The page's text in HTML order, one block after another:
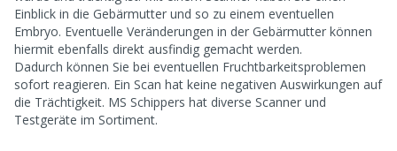
Einblick in die Gebärmutter und so zu einem eventuellen
Embryo. Eventuelle Veränderungen in der Gebärmutter können
hiermit ebenfalls direkt ausfindig gemacht werden.
Dadurch können Sie bei eventuellen Fruchtbarkeitsproblemen
sofort reagieren. Ein Scan hat keine negativen Auswirkungen auf
die Trächtigkeit. MS Schippers hat diverse Scanner und
Testgeräte im Sortiment.